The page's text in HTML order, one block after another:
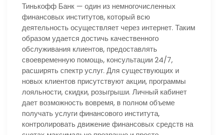
Тинькофф Банк — один из немногочисленных
финансовых институтов, который всю
деятельность осуществляет через интернет. Таким
образом удается достичь качественного
обслуживания клиентов, предоставлять
своевременную помощь, консультации 24/7,
расширять спектр услуг. Для существующих и
новых клиентов присутствуют акции, программы
лояльности, скидки, розыгрыши. Личный кабинет
дает возможность вовремя, в полном объеме
получать услуги финансового института,
контролировать движение финансовых средств на